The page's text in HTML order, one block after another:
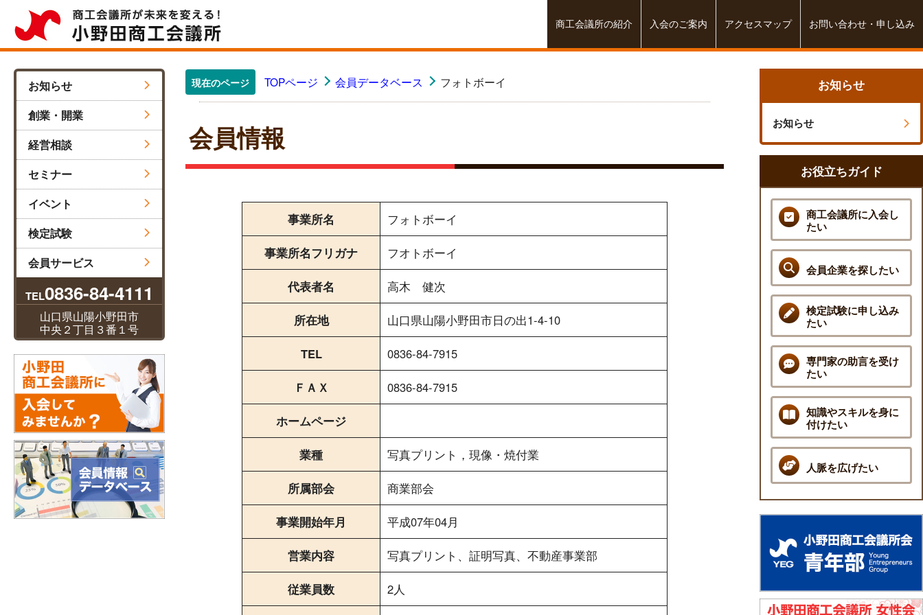
商工会議所の紹介 入会のご案内 アクセスマップ お問い合わせ・申し込み
お知らせ
創業・開業
経営相談
セミナー
イベント
検定試験
会員サービス
TEL0836-84-4111
山口県山陽小野田市
中央２丁目３番１号
現在のページ TOPページ 会員データベース フォトボーイ
会員情報
事業所名 フォトボーイ
事業所名フリガナ フオトボーイ
代表者名 高木 健次
所在地 山口県山陽小野田市日の出1-4-10
TEL 0836-84-7915
ＦＡＸ 0836-84-7915
ホームページ
業種 写真プリント，現像・焼付業
所属部会 商業部会
事業開始年月 平成07年04月
営業内容 写真プリント、証明写真、不動産事業部
従業員数 2人
お知らせ
お知らせ
お役立ちガイド
商工会議所に入会し
たい
会員企業を探したい
検定試験に申し込み
たい
専門家の助言を受け
たい
知識やスキルを身に
付けたい
人脈を広げたい